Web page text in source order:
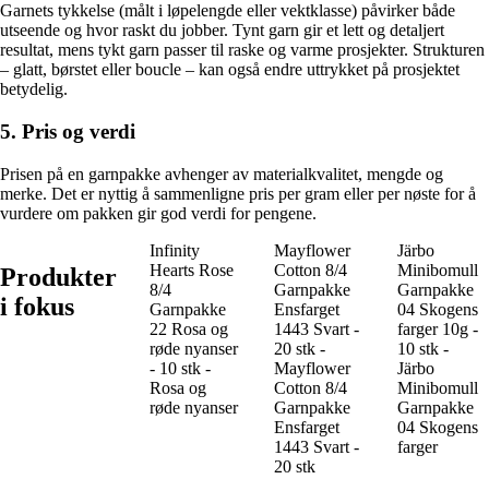
Garnets tykkelse (målt i løpelengde eller vektklasse) påvirker både
utseende og hvor raskt du jobber. Tynt garn gir et lett og detaljert
resultat, mens tykt garn passer til raske og varme prosjekter. Strukturen
– glatt, børstet eller boucle – kan også endre uttrykket på prosjektet
betydelig.
5. Pris og verdi
Prisen på en garnpakke avhenger av materialkvalitet, mengde og
merke. Det er nyttig å sammenligne pris per gram eller per nøste for å
vurdere om pakken gir god verdi for pengene.
Produkter
i fokus
Infinity
Hearts Rose
8/4
Garnpakke
22 Rosa og
røde nyanser
- 10 stk -
Rosa og
røde nyanser
Mayflower
Cotton 8/4
Garnpakke
Ensfarget
1443 Svart -
20 stk -
Mayflower
Cotton 8/4
Garnpakke
Ensfarget
1443 Svart -
20 stk
Järbo
Minibomull
Garnpakke
04 Skogens
farger 10g -
10 stk -
Järbo
Minibomull
Garnpakke
04 Skogens
farger